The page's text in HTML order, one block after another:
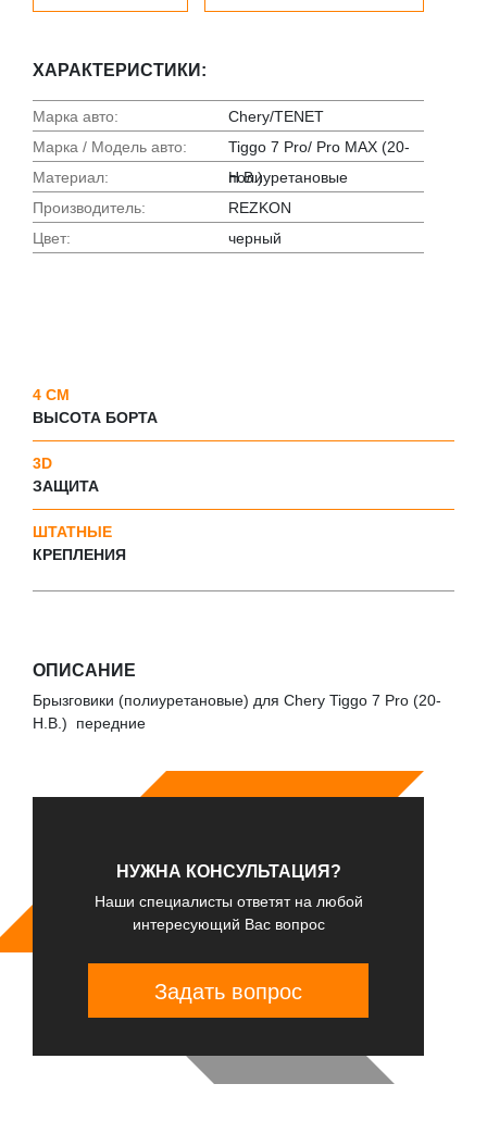
ХАРАКТЕРИСТИКИ:
Марка авто:
Chery/TENET
Марка / Модель авто:
Tiggo 7 Pro/ Pro MAX (20-
Н.В.)
Материал:
полиуретановые
Производитель:
REZKON
Цвет:
черный
4 СМ
ВЫСОТА БОРТА
3D
ЗАЩИТА
ШТАТНЫЕ
КРЕПЛЕНИЯ
ОПИСАНИЕ
Брызговики (полиуретановые) для Chery Tiggo 7 Pro (20-
Н.В.) передние
НУЖНА КОНСУЛЬТАЦИЯ?
Наши специалисты ответят на любой
интересующий Вас вопрос
Задать вопрос